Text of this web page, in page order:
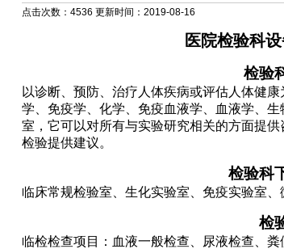
点击次数：4536 更新时间：2019-08-16
医院检验科
检验
以诊断、预防、治疗人体疾病或评估人体健
学、免疫学、化学、免疫血液学、血液学、
室，它可以对所有与实验研究相关的方面提
检验提供建议。
检验科
临床常规检验室、生化实验室、免疫实验室、
检
临检检查项目：血液一般检查、尿液检查、